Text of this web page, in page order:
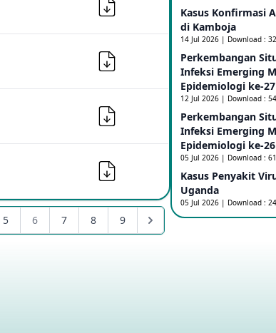
5 6 7 8 9
Penetapan
RD Kongo
Outbreak
Kasus
Kasus Konfirmasi
di Kamboja​
14 Jul 2026 | Download :
Perkembangan
Infeksi Emerging
Epidemiologi ke-
12 Jul 2026 | Download :
Perkembangan
Infeksi Emerging
Epidemiologi ke-
05 Jul 2026 | Download :
Kasus Penyakit
Uganda
05 Jul 2026 | Download :